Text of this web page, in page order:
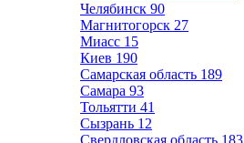
Челябинск 90
Магнитогорск 27
Миасс 15
Киев 190
Самарская область 189
Самара 93
Тольятти 41
Сызрань 12
Свердловская область 183